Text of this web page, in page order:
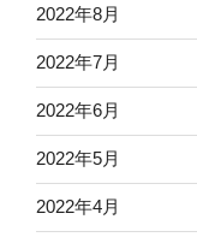
2022年8月
2022年7月
2022年6月
2022年5月
2022年4月